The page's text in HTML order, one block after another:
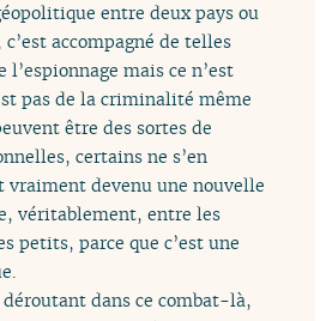
entre deux pays ou
accompagné de telles
l’espionnage mais ce n’est
pas de la criminalité même
être des sortes de
certains ne s’en
vraiment devenu une nouvelle
véritablement, entre les
petits, parce que c’est une
dans ce combat-là,